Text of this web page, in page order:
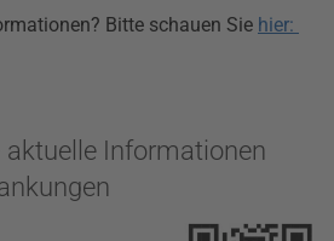
Bitte schauen Sie hier:
Informationen